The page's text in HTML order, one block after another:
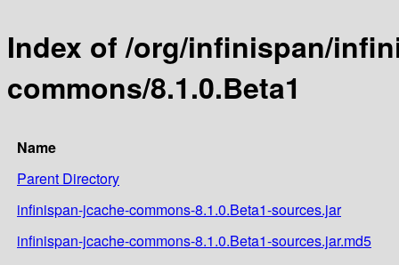
Index of /org/infinispan/
commons/8.1.0.Beta1
Name
Parent Directory
infinispan-jcache-commons-8.1.0.Beta1-sources.jar
infinispan-jcache-commons-8.1.0.Beta1-sources.jar.md5